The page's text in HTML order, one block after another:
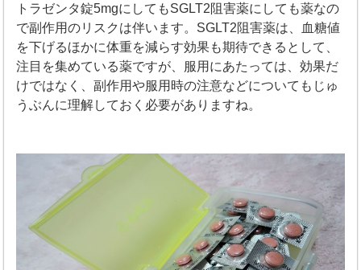
トラゼンタ錠5mgにしてもSGLT2阻害薬にしても薬なの
で副作用のリスクは伴います。SGLT2阻害薬は、血糖値
を下げるほかに体重を減らす効果も期待できるとして、
注目を集めている薬ですが、服用にあたっては、効果だ
けではなく、副作用や服用時の注意などについてもじゅ
うぶんに理解しておく必要がありますね。